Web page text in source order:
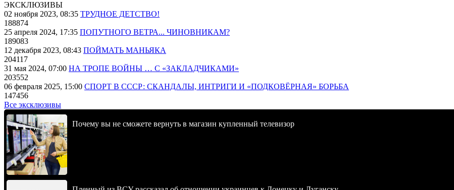
ЭКСКЛЮЗИВЫ
02 ноября 2023, 08:35 ТРУДНОЕ ДЕТСТВО!
188874
25 апреля 2024, 17:35 ПОПУТНОГО ВЕТРА... ЧИНОВНИКАМ?
189083
12 декабря 2023, 08:43 ПОЙМАТЬ МАНЬЯКА
204117
31 мая 2024, 07:00 НА ТРОПЕ ВОЙНЫ … С «ЗАКЛАДЧИКАМИ»
203552
06 февраля 2025, 15:00 СПОРТ В СССР: СКАНДАЛЫ, ИНТРИГИ И «ПОДКОВЁРНАЯ» БОРЬБА
147456
Все эксклюзивы
Почему вы не сможете вернуть в магазин купленный телевизор